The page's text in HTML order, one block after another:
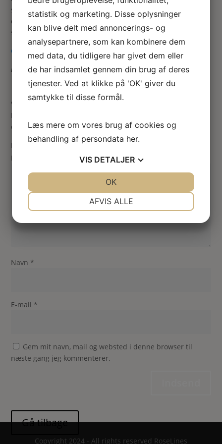
smukke lysekrone… den glimter i lyset og er så fint
detaljeret og den er meget realistisk udført… rigtig Roseline
stil!
Generel information om mine miniature lamper.
Denne lampe er IKKE Roseline design.
Vær den første til at anmelde “Miniature prisme lysekrone”
Din e-mailadresse vil ikke blive publiceret.
er markeret med*
Din vurdering
Din anmeldelse
Navn *
E-mail *
Gem mit navn, mail og websted i denne browser til
næste gang jeg kommenterer.
Copyright 2024 - All rights reserved RoseLines
statistik og marketing. Disse oplysninger
kan blive delt med annoncerings- og
analysepartnere, som kan kombinere dem
med data, du tidligere har givet dem eller
de har indsamlet gennem din brug af deres
tjenester. Ved at klikke på 'OK' giver du
samtykke til disse formål.
Læs mere om vores brug af cookies og
behandling af persondata her.
VIS DETALJER
AFVIS ALLE
OK